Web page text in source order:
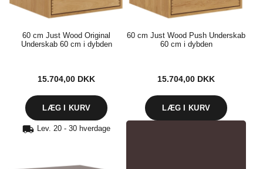
60 cm Just Wood Original
Underskab 60 cm i dybden
15.704,00 DKK
60 cm Just Wood Push Underskab
60 cm i dybden
15.704,00 DKK
Lev. 20 - 30 hverdage